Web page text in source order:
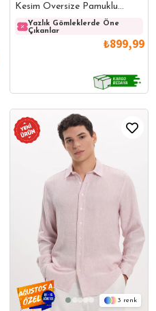
Yazlık Gömleklerde Öne
Çıkanlar
Kesim Oversize Pamuklu
Keten Doku Düğmeli Yaka
Bordo Gömlek
Yazlık Gömleklerde Öne
Çıkanlar
₺899,99
3